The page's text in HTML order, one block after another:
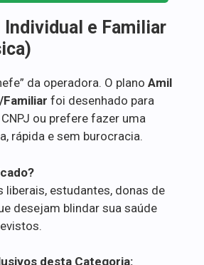
e Familiar
da operadora. O plano Amil
foi desenhado para
ou prefere fazer uma
rápida e sem burocracia.
liberais, estudantes, donas de
desejam blindar sua saúde
desta Categoria: